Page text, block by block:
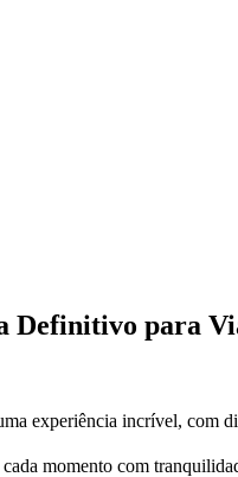
Definitivo para
experiência incrível, com
momento com